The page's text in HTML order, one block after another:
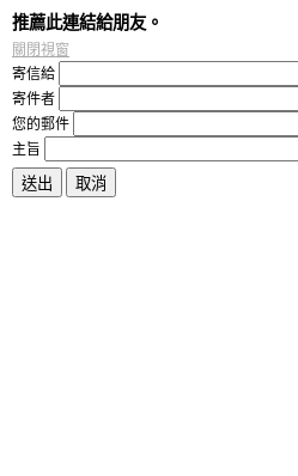
推薦此連結給朋友。
關閉視窗
寄信給
寄件者
您的郵件
主旨
送出 取消